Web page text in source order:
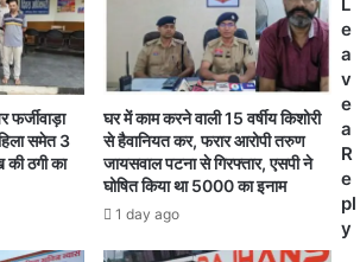
समेत 3
की ठगी का
घर में काम करने वाली 15 वर्षीय किशोरी
से हैवानियत कर, फरार आरोपी तरुण
जायसवाल पटना से गिरफ्तार, एसपी ने
घोषित किया था 5000 का इनाम
1 day ago
e
a
v
e
a
R
e
pl
y